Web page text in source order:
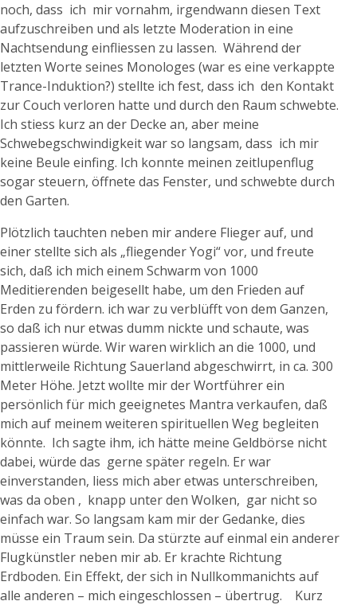
noch, dass ich mir vornahm, irgendwann diesen Text
aufzuschreiben und als letzte Moderation in eine
Nachtsendung einfliessen zu lassen. Während der
letzten Worte seines Monologes (war es eine verkappte
Trance-Induktion?) stellte ich fest, dass ich den Kontakt
zur Couch verloren hatte und durch den Raum schwebte.
Ich stiess kurz an der Decke an, aber meine
Schwebegschwindigkeit war so langsam, dass ich mir
keine Beule einfing. Ich konnte meinen zeitlupenflug
sogar steuern, öffnete das Fenster, und schwebte durch
den Garten.
Plötzlich tauchten neben mir andere Flieger auf, und
einer stellte sich als „fliegender Yogi“ vor, und freute
sich, daß ich mich einem Schwarm von 1000
Meditierenden beigesellt habe, um den Frieden auf
Erden zu fördern. ich war zu verblüfft von dem Ganzen,
so daß ich nur etwas dumm nickte und schaute, was
passieren würde. Wir waren wirklich an die 1000, und
mittlerweile Richtung Sauerland abgeschwirrt, in ca. 300
Meter Höhe. Jetzt wollte mir der Wortführer ein
persönlich für mich geeignetes Mantra verkaufen, daß
mich auf meinem weiteren spirituellen Weg begleiten
könnte. Ich sagte ihm, ich hätte meine Geldbörse nicht
dabei, würde das gerne später regeln. Er war
einverstanden, liess mich aber etwas unterschreiben,
was da oben , knapp unter den Wolken, gar nicht so
einfach war. So langsam kam mir der Gedanke, dies
müsse ein Traum sein. Da stürzte auf einmal ein anderer
Flugkünstler neben mir ab. Er krachte Richtung
Erdboden. Ein Effekt, der sich in Nullkommanichts auf
alle anderen – mich eingeschlossen – übertrug. Kurz